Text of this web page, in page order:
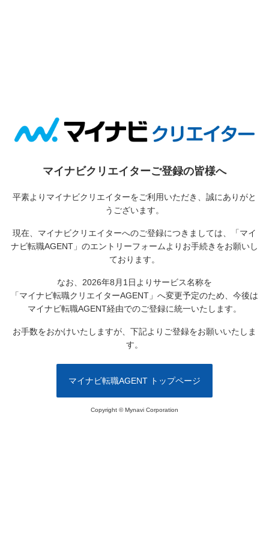
マイナビクリエイターご登録の皆様へ
平素よりマイナビクリエイターをご利用いただき、誠にありがと
うございます。
現在、マイナビクリエイターへのご登録につきましては、
「マイ
ナビ転職AGENT」のエントリーフォームよりお手続きをお願いし
ております。
なお、2026年8月1日よりサービス名称を
「マイナビ転職クリエイターAGENT」へ変更予定のため、 今後は
マイナビ転職AGENT経由でのご登録に統一いたします。
お手数をおかけいたしますが、下記よりご登録をお願いいたしま
す。
マイナビ転職AGENT トップページ
Copyright © Mynavi Corporation